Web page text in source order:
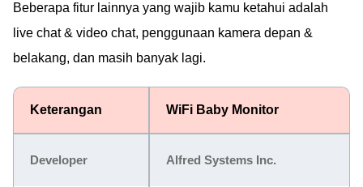
Beberapa fitur lainnya yang wajib kamu ketahui adalah
live chat & video chat, penggunaan kamera depan &
belakang, dan masih banyak lagi.
Keterangan WiFi Baby Monitor
Developer Alfred Systems Inc.